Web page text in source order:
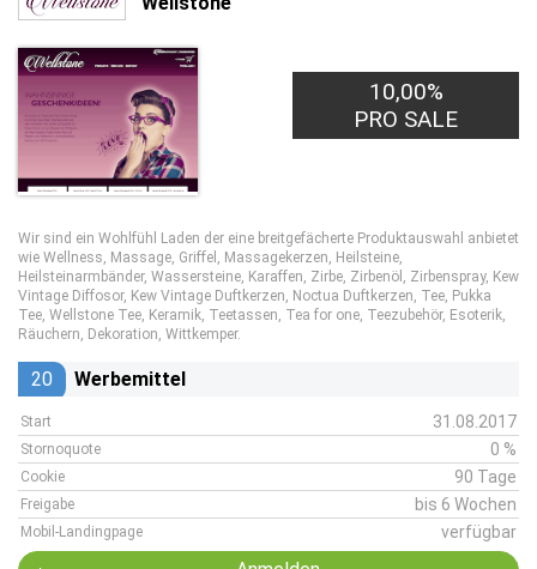
10,00%
PRO SALE
Wir sind ein Wohlfühl Laden der eine breitgefächerte Produktauswahl anbietet
wie Wellness, Massage, Griffel, Massagekerzen, Heilsteine,
Heilsteinarmbänder, Wassersteine, Karaffen, Zirbe, Zirbenöl, Zirbenspray, Kew
Vintage Diffosor, Kew Vintage Duftkerzen, Noctua Duftkerzen, Tee, Pukka
Tee, Wellstone Tee, Keramik, Teetassen, Tea for one, Teezubehör, Esoterik,
Räuchern, Dekoration, Wittkemper.
20 Werbemittel
Start 31.08.2017
Stornoquote 0 %
Cookie 90 Tage
Freigabe bis 6 Wochen
Mobil-Landingpage verfügbar